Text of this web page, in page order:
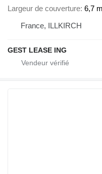
Largeur de couverture 6,7 m
France, ILLKIRCH
GEST LEASE ING